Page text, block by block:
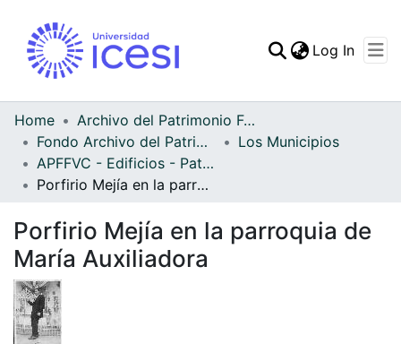
Statistics
Log In
Home
Archivo del Patrimonio Fotográfico y Fílmico del Valle del Cauca
Fondo Archivo del Patrimonio Fotográfico y Fílmico del Valle del Cauca
Los Municipios
APFFVC - Edificios - Patrimonial
Porfirio Mejía en la parroquia de María Auxiliadora
Porfirio Mejía en la parroquia de
María Auxiliadora